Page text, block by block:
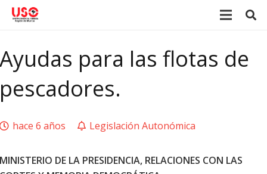
Ayudas para las flotas de
pescadores.
hace 6 años Legislación Autonómica
MINISTERIO DE LA PRESIDENCIA, RELACIONES CON LAS